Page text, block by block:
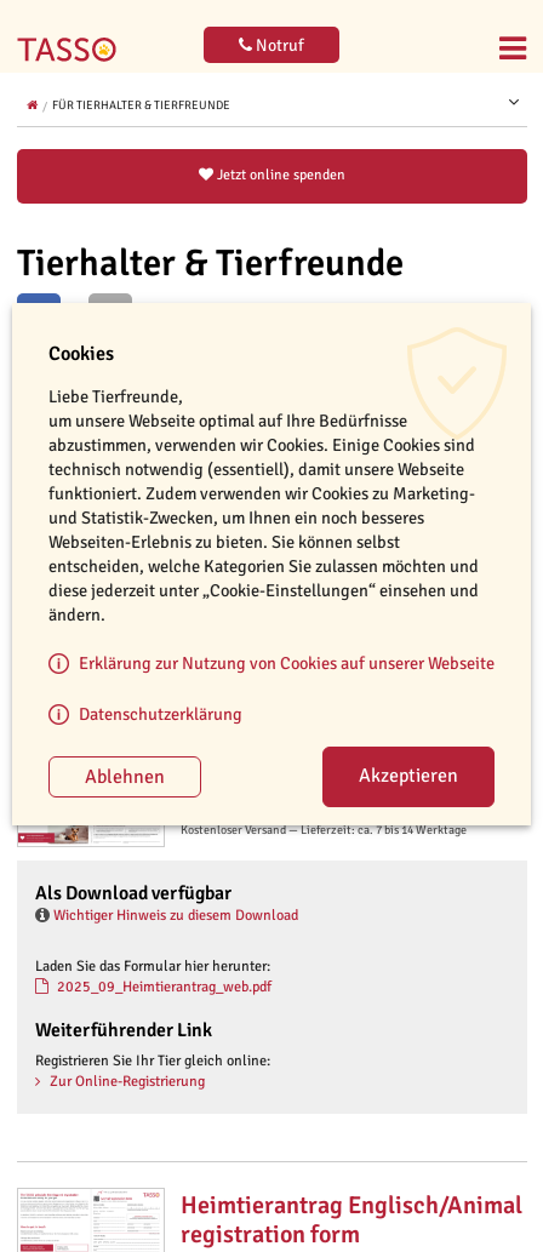
Notruf
FÜR TIERHALTER & TIERFREUNDE
Jetzt online spenden
Tierhalter & Tierfreunde
Jetzt bestellen
Willkommen auf den Bestellseiten für Tierhalter. Schön, dass Sie sich
für unsere Arbeit interessieren. Wir bieten Ihnen eine Vielzahl an
unentgeltlichen Materialien zu den unterschiedlichsten Themen an –
von Anträgen zur Tierregistrierung bis hin zu Infomaterial zu unseren
Aktionen und Kampagnen. Bitte beachten Sie, dass unser Service für
Sie kostenfrei ist. Mit einer bewusst gewählten Menge des bestellten
Materials unterstützen Sie unser Ziel, nachhaltig zu handeln. Vielen
Heimtierantrag
Kostenlos
Kostenloser Versand — Lieferzeit: ca. 7 bis 14 Werktage
Als Download verfügbar
Wichtiger Hinweis zu diesem Download
Laden Sie das Formular hier herunter:
2025_09_Heimtierantrag_web.pdf
Weiterführender Link
Registrieren Sie Ihr Tier gleich online:
Zur Online-Registrierung
Heimtierantrag Englisch/Animal
registration form
Cookies
Liebe Tierfreunde,
um unsere Webseite optimal auf Ihre Bedürfnisse
abzustimmen, verwenden wir Cookies. Einige Cookies sind
technisch notwendig (essentiell), damit unsere Webseite
funktioniert. Zudem verwenden wir Cookies zu Marketing-
und Statistik-Zwecken, um Ihnen ein noch besseres
Webseiten-Erlebnis zu bieten. Sie können selbst
entscheiden, welche Kategorien Sie zulassen möchten und
diese jederzeit unter „Cookie-Einstellungen“ einsehen und
ändern.
Erklärung zur Nutzung von Cookies auf unserer Webseite
Datenschutzerklärung